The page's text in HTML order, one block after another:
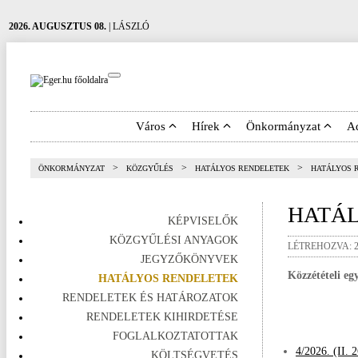
2026. AUGUSZTUS 08. | LÁSZLÓ
Város Hírek Önkormányzat
ÖNKORMÁNYZAT > KÖZGYŰLÉS > HATÁLYOS RENDELETEK > HATÁLYOS
KÉPVISELŐK
KÖZGYŰLÉSI ANYAGOK
JEGYZŐKÖNYVEK
HATÁLYOS RENDELETEK
RENDELETEK ÉS HATÁROZATOK
RENDELETEK KIHIRDETÉSE
FOGLALKOZTATOTTAK
KÖLTSÉGVETÉS
LÉTREHOZVA:
Közzétételi
4/2026. (II.